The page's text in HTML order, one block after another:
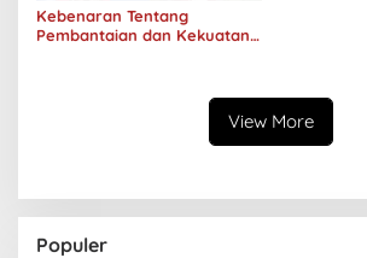
Kebenaran Tentang
Pembantaian dan Kekuatan
View More
Populer